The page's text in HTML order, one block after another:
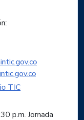
TIC
p.m. Jornada